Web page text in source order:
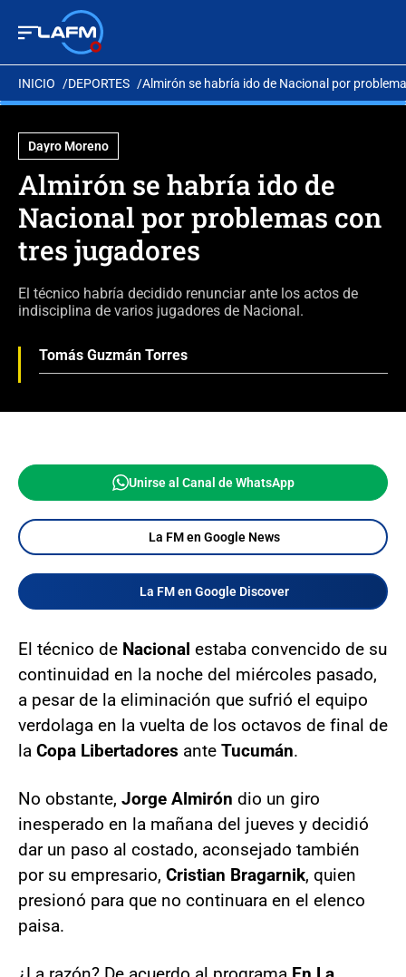
INICIO DEPORTES Almirón se habría ido de Nacional por
Dayro Moreno
Almirón se habría ido de
Nacional por problemas con
tres jugadores
El técnico habría decidido renunciar ante los actos de
indisciplina de varios jugadores de Nacional.
Tomás Guzmán Torres
Unirse al Canal de WhatsApp
La FM en Google News
La FM en Google Discover
El técnico de Nacional estaba convencido de su
continuidad en la noche del miércoles pasado,
a pesar de la eliminación que sufrió el equipo
verdolaga en la vuelta de los octavos de final de
la Copa Libertadores ante Tucumán.
No obstante, Jorge Almirón dio un giro
inesperado en la mañana del jueves y decidió
dar un paso al costado, aconsejado también
por su empresario, Cristian Bragarnik, quien
presionó para que no continuara en el elenco
paisa.